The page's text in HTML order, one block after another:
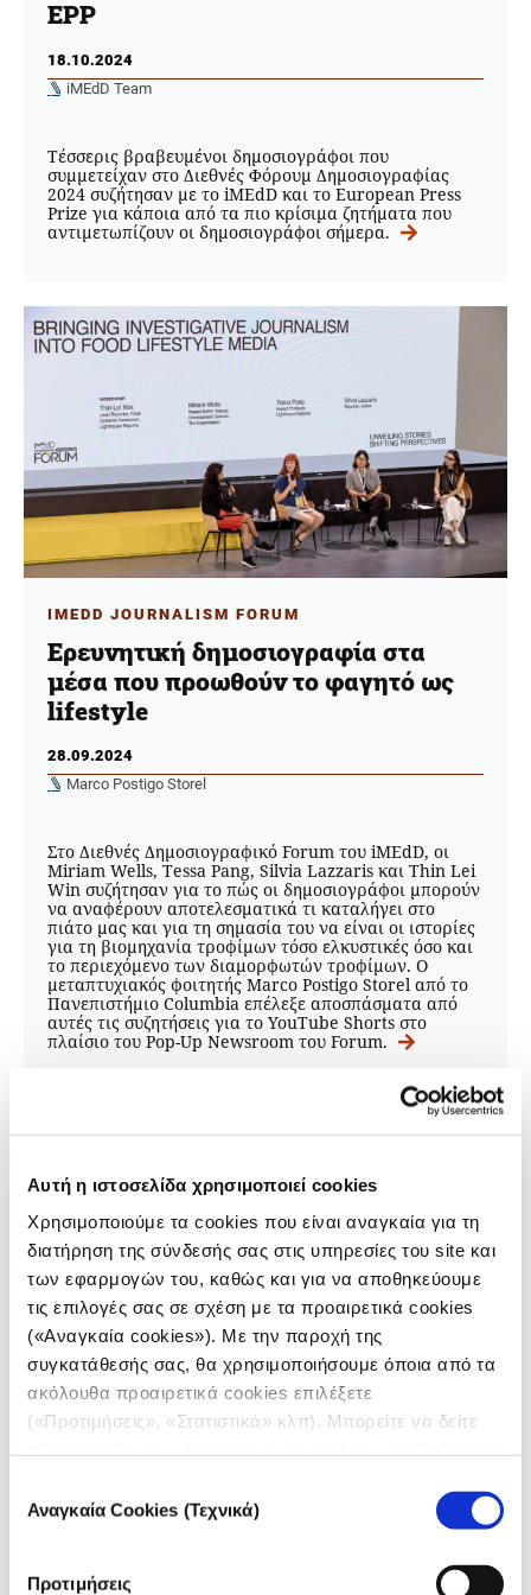
Αυτή η ιστοσελίδα χρησιμοποιεί cookies
Χρησιμοποιούμε τα cookies που είναι αναγκαία για τη
διατήρηση της σύνδεσής σας στις υπηρεσίες του site και
των εφαρμογών του, καθώς και για να αποθηκεύουμε
τις επιλογές σας σε σχέση με τα προαιρετικά cookies
(«Αναγκαία cookies»). Με την παροχή της
συγκατάθεσής σας, θα χρησιμοποιήσουμε όποια από τα
ακόλουθα προαιρετικά cookies επιλέξετε
(«Προτιμήσεις», «Στατιστικά» κλπ). Μπορείτε να δείτε
συγκατάθεσης
Αναγκαία Cookies (Τεχνικά)
Προτιμήσεις
EPP
18.10.2024
iMEdD Team
Τέσσερις βραβευμένοι δημοσιογράφοι που
συμμετείχαν στο Διεθνές Φόρουμ Δημοσιογραφίας
2024 συζήτησαν με το iMEdD και το European Press
Prize για κάποια από τα πιο κρίσιμα ζητήματα που
αντιμετωπίζουν οι δημοσιογράφοι σήμερα.
IMEDD JOURNALISM FORUM
Ερευνητική δημοσιογραφία στα
μέσα που προωθούν το φαγητό ως
lifestyle
28.09.2024
Marco Postigo Storel
Στο Διεθνές Δημοσιογραφικό Forum του iMEdD, οι
Miriam Wells, Tessa Pang, Silvia Lazzaris και Thin Lei
Win συζήτησαν για το πώς οι δημοσιογράφοι μπορούν
να αναφέρουν αποτελεσματικά τι καταλήγει στο
πιάτο μας και για τη σημασία του να είναι οι ιστορίες
για τη βιομηχανία τροφίμων τόσο ελκυστικές όσο και
το περιεχόμενο των διαμορφωτών τροφίμων. Ο
μεταπτυχιακός φοιτητής Marco Postigo Storel από το
Πανεπιστήμιο Columbia επέλεξε αποσπάσματα από
αυτές τις συζητήσεις για το YouTube Shorts στο
πλαίσιο του Pop-Up Newsroom του Forum.
IMEDD JOURNALISM FORUM
Deepfakes και διατήρηση της